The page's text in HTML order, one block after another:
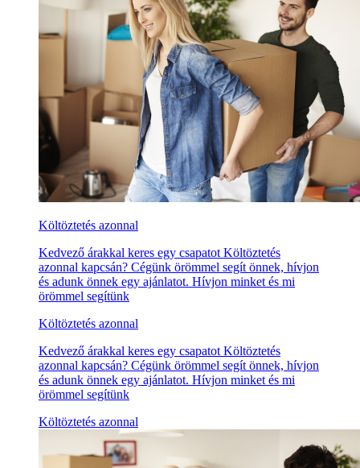
Költöztetés azonnal
Kedvező árakkal keres egy csapatot Költöztetés
azonnal kapcsán? Cégünk örömmel segít önnek, hívjon
és adunk önnek egy ajánlatot. Hívjon minket és mi
örömmel segítünk
Költöztetés azonnal
Kedvező árakkal keres egy csapatot Költöztetés
azonnal kapcsán? Cégünk örömmel segít önnek, hívjon
és adunk önnek egy ajánlatot. Hívjon minket és mi
örömmel segítünk
Költöztetés azonnal